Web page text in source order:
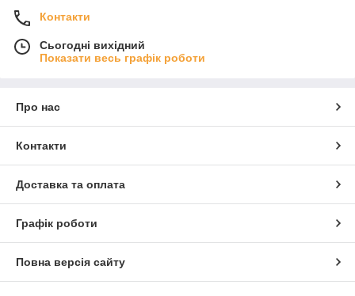
Контакти
Сьогодні вихідний
Показати весь графік роботи
Про нас
Контакти
Доставка та оплата
Графік роботи
Повна версія сайту